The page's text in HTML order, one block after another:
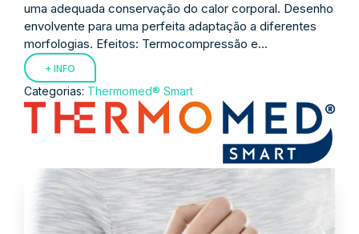
uma adequada conservação do calor corporal. Desenho
envolvente para uma perfeita adaptação a diferentes
morfologias. Efeitos: Termocompressão e...
+ INFO
Categorias: Thermomed® Smart